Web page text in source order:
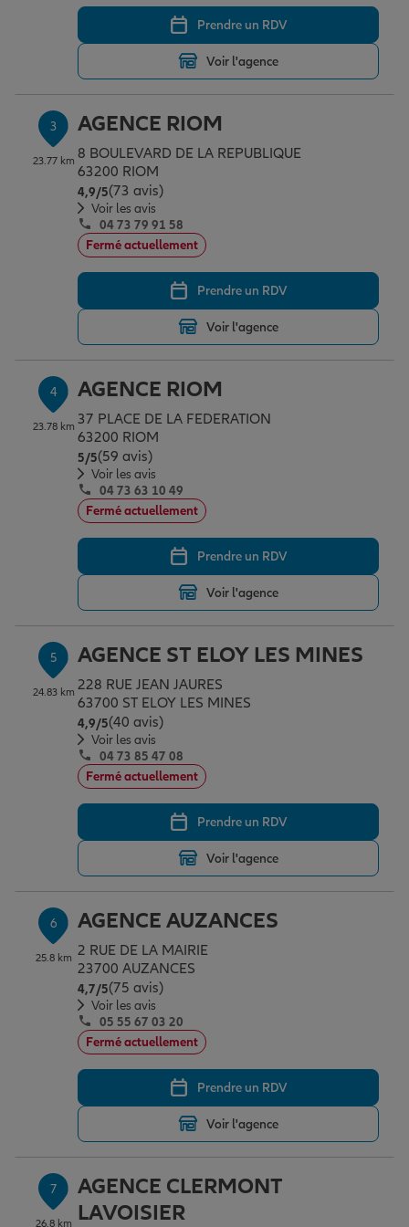
Garantie des accidents de la vie
Assurance scolaire
Protection juridique
Retraite
Tous nos devis d'assurance
Prendre un RDV
Voir l'agence
3
23.77 km
AGENCE RIOM
8 BOULEVARD DE LA REPUBLIQUE
63200 RIOM
4,9/5Note de 4.9 sur 5
(73 avis)
Voir les avis
04 73 79 91 58
Fermé actuellement
Prendre un RDV
Voir l'agence
4
23.78 km
AGENCE RIOM
37 PLACE DE LA FEDERATION
63200 RIOM
5/5Note de 5 sur 5
(59 avis)
Voir les avis
04 73 63 10 49
Fermé actuellement
Prendre un RDV
Voir l'agence
5
24.83 km
AGENCE ST ELOY LES MINES
228 RUE JEAN JAURES
63700 ST ELOY LES MINES
4,9/5Note de 4.9 sur 5
(40 avis)
Voir les avis
04 73 85 47 08
Fermé actuellement
Prendre un RDV
Voir l'agence
6
25.8 km
AGENCE AUZANCES
2 RUE DE LA MAIRIE
23700 AUZANCES
4,7/5Note de 4.7 sur 5
(75 avis)
Voir les avis
05 55 67 03 20
Fermé actuellement
Prendre un RDV
Voir l'agence
7
26.8 km
AGENCE CLERMONT
LAVOISIER